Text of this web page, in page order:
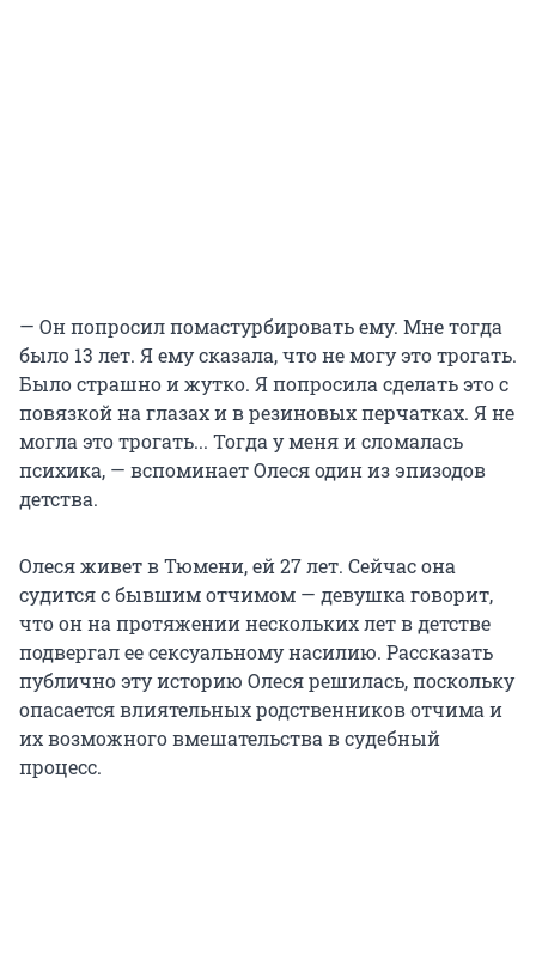
— Он попросил помастурбировать ему. Мне тогда
было 13 лет. Я ему сказала, что не могу это трогать.
Было страшно и жутко. Я попросила сделать это с
повязкой на глазах и в резиновых перчатках. Я не
могла это трогать... Тогда у меня и сломалась
психика, — вспоминает Олеся один из эпизодов
детства.
Олеся живет в Тюмени, ей 27 лет. Сейчас она
судится с бывшим отчимом — девушка говорит,
что он на протяжении нескольких лет в детстве
подвергал ее сексуальному насилию. Рассказать
публично эту историю Олеся решилась, поскольку
опасается влиятельных родственников отчима и
их возможного вмешательства в судебный
процесс.